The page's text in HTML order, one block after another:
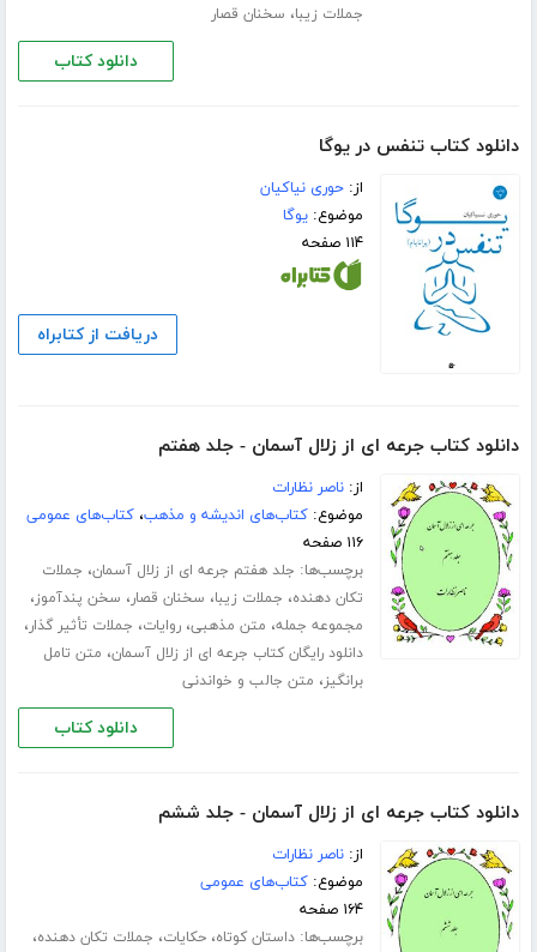
جملات زیبا، سخنان قصار
دانلود کتاب
دانلود کتاب تنفس در یوگا
از:حوری نیاکیان
موضوع:یوگا
۱۱۴ صفحه
دریافت از کتابراه
دانلود کتاب جرعه ای از زلال آسمان - جلد هفتم
از:ناصر نظارات
موضوع:کتاب‌های اندیشه و مذهب،کتاب‌های عمومی
۱۱۶ صفحه
برچسب‌ها: جلد هفتم جرعه ای از زلال آسمان، جملات
تکان دهنده، جملات زیبا، سخنان قصار، سخن پندآموز،
مجموعه جمله، متن مذهبی،روایات، جملات تأثیر گذار،
دانلود رایگان کتاب جرعه ای از زلال آسمان، متن تامل
برانگیز، متن جالب و خواندنی
دانلود کتاب
دانلود کتاب جرعه ای از زلال آسمان - جلد ششم
از:ناصر نظارات
موضوع:کتاب‌های عمومی
۱۶۴ صفحه
برچسب‌ها:داستان کوتاه،حکایات، جملات تکان دهنده،